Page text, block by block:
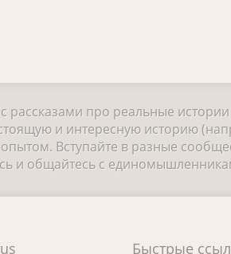
рассказами про реальные
и интересную историю
Вступайте в разные
и общайтесь с
Быстрые